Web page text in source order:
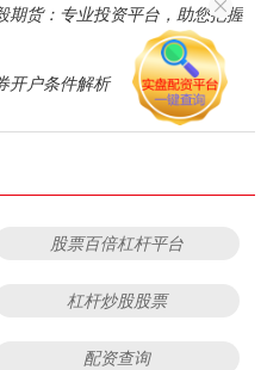
期货：专业投资平台，助您把握
开户条件解析
股票百倍杠杆平台
杠杆炒股股票
配资查询